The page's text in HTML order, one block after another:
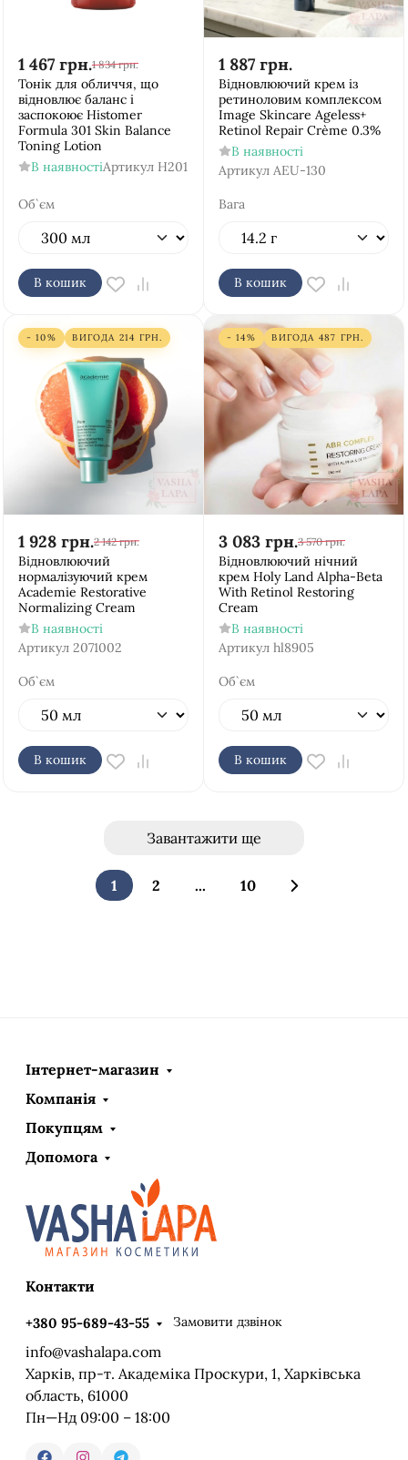
1 467 грн.1 834 грн.
Тонік для обличчя, що
відновлює баланс і
заспокоює Histomer
Formula 301 Skin Balance
Toning Lotion
В наявностіАртикул H201
Об`єм
В кошик
1 887 грн.
Відновлюючий крем із
ретиноловим комплексом
Image Skincare Ageless+
Retinol Repair Crème 0.3%
В наявності
Артикул AEU-130
Вага
В кошик
- 10% ВИГОДА 214 ГРН.
1 928 грн.2 142 грн.
Відновлюючий
нормалізуючий крем
Academie Restorative
Normalizing Cream
В наявності
Артикул 2071002
Об`єм
В кошик
- 14% ВИГОДА 487 ГРН.
3 083 грн.3 570 грн.
Відновлюючий нічний
крем Holy Land Alpha-Beta
With Retinol Restoring
Cream
В наявності
Артикул hl8905
Об`єм
В кошик
Завантажити ще
1 2 ... 10
Інтернет-магазин
Компанія
Покупцям
Допомога
Контакти
+380 95-689-43-55 Замовити дзвінок
info@vashalapa.com
Харків, пр-т. Академіка Проскури, 1, Харківська
область, 61000
Пн—Нд 09:00 – 18:00